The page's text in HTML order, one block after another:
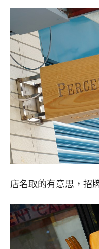
店名取的有意思，招